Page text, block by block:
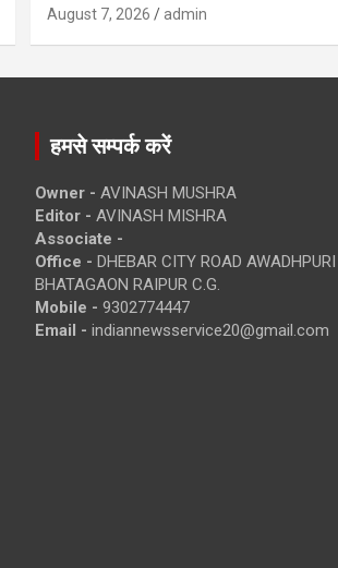
August 7, 2026 admin
हमसे सम्पर्क करें
Owner - AVINASH MUSHRA
Editor - AVINASH MISHRA
Associate -
Office - DHEBAR CITY ROAD AWADHPURI
BHATAGAON RAIPUR C.G.
Mobile - 9302774447
Email - indiannewsservice20@gmail.com